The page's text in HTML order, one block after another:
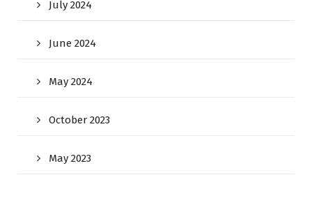
July 2024
June 2024
May 2024
October 2023
May 2023